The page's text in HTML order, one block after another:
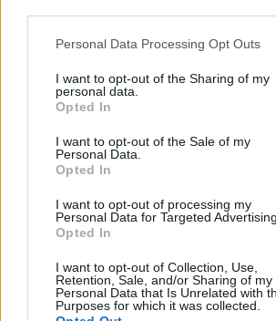
Please note that this website/app uses one
not limited to your visit or usage behaviour.
grant or deny consent to Google and its
use your data for below specified purposes
consent section.
Personal Data Processing Opt Outs
I want to opt-out of the Sharing of my
personal data.
Opted In
I want to opt-out of the Sale of my
Personal Data.
Opted In
I want to opt-out of processing my
Personal Data for Targeted Advertising.
Opted In
I want to opt-out of Collection, Use,
Retention, Sale, and/or Sharing of my
Personal Data that Is Unrelated with
Purposes for which it was collected.